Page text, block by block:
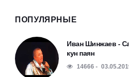
ПОПУЛЯРНЫЕ
Иван Шинжаев -
кун паян
14666